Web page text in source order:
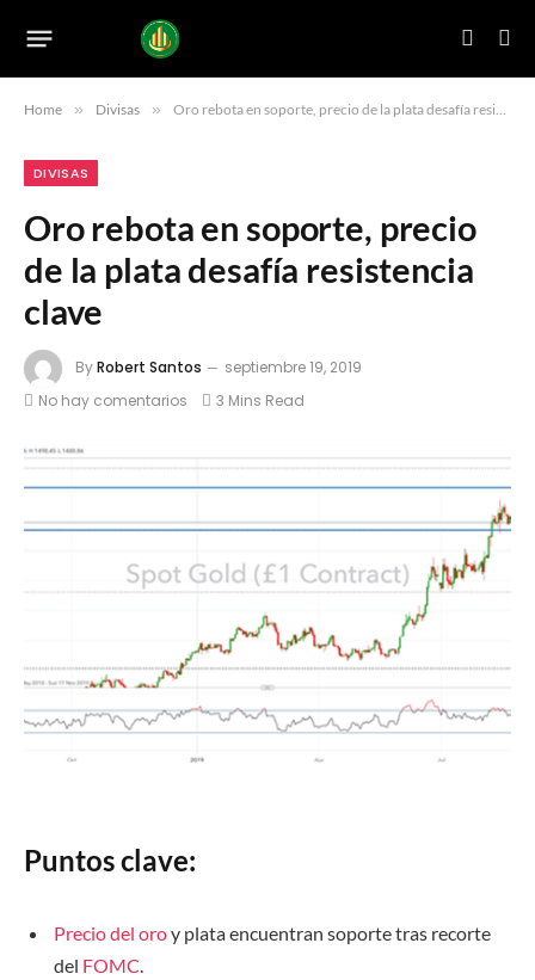
Home » Divisas » Oro rebota en soporte, precio de la plata desafía resistencia clave
DIVISAS
Oro rebota en soporte, precio
de la plata desafía resistencia
clave
ByRobert Santos
septiembre 19, 2019
No hay comentarios
3 Mins Read
Puntos clave:
Precio del oroy plataencuentran soportetras recorte
del FOMC.